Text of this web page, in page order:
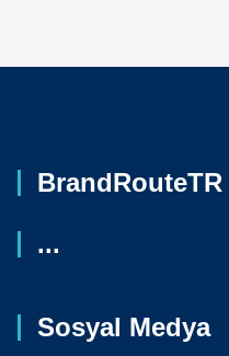
BrandRouteTR
...
Sosyal Medya